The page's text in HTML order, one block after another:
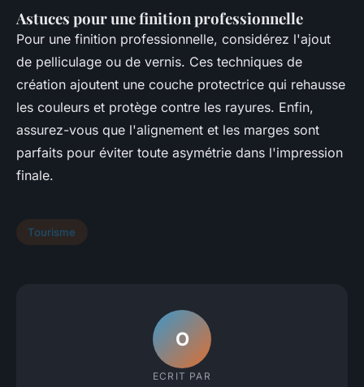
Astuces pour une finition professionnelle
Pour une finition professionnelle, considérez l'ajout
de pelliculage ou de vernis. Ces techniques de
création ajoutent une couche protectrice qui rehausse
les couleurs et protège contre les rayures. Enfin,
assurez-vous que l'alignement et les marges sont
parfaits pour éviter toute asymétrie dans l'impression
finale.
Tourisme
O
ECRIT PAR